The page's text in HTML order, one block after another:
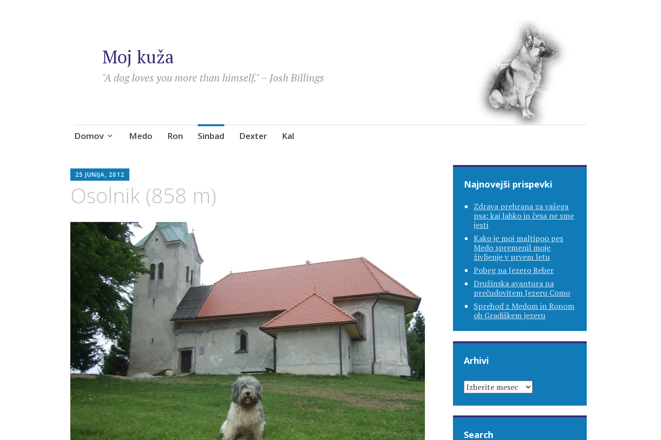
Moj kuža
"A dog loves you more than himself." – Josh Billings
Skip
Domov Medo Ron Sinbad Dexter Kal
25 JUNIJA, 2012
Osolnik (858 m) Najnovejši prispevki
Zdrava prehrana za vašega
psa: kaj lahko in česa ne sme
jesti
Kako je moj maltipoo pes
Medo spremenil moje
življenje v prvem letu
Pobeg na Jezero Reber
Družinska avantura na
prečudovitem Jezeru Como
Sprehod z Medom in Ronom
ob Gradiškem jezeru
Arhivi
ARHIVI
Search